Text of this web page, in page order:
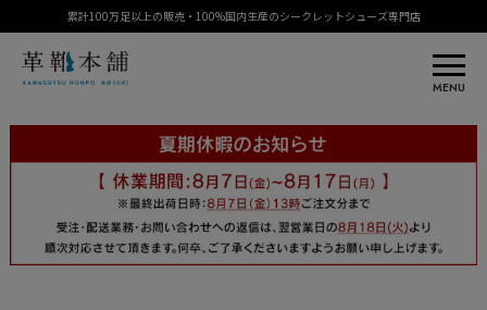
累計100万足以上の販売・100%国内生産のシークレットシューズ専門店
MENU